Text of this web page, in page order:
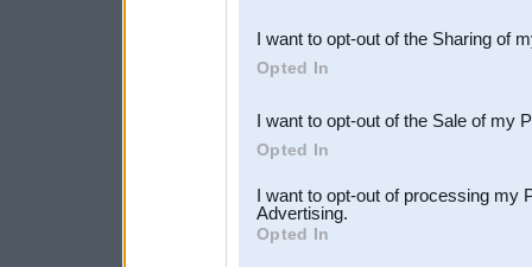
Downstream Participants
third parties.
I want to opt-out of the Sharing of
Opted In
I want to opt-out of the Sale of my
Opted In
I want to opt-out of processing my
Advertising.
Opted In